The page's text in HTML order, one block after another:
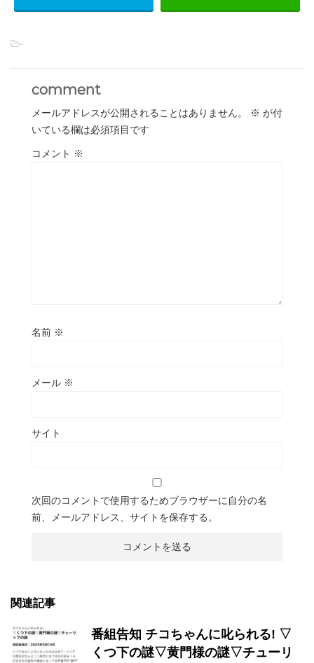
-
comment
メールアドレスが公開されることはありません。 ※ が付
いている欄は必須項目です
コメント ※
名前 ※
メール ※
サイト
次回のコメントで使用するためブラウザーに自分の名
前、メールアドレス、サイトを保存する。
関連記事
番組告知 チコちゃんに叱られる! ▽
くつ下の謎▽黄門様の謎▽チューリ